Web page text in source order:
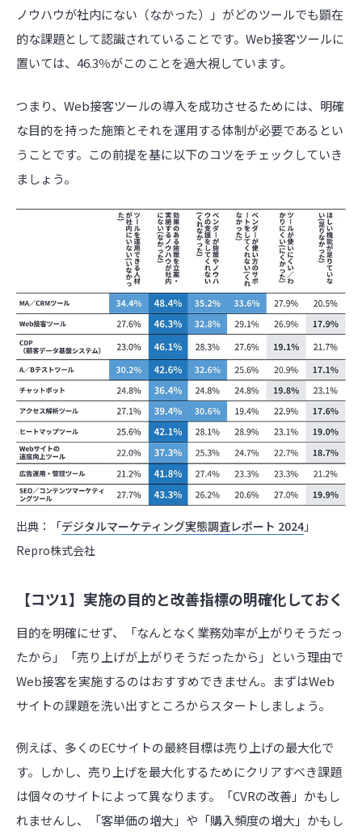
ノウハウが社内にない（なかった）」がどのツールでも顕在
的な課題として認識されていることです。Web接客ツールに
置いては、46.3％がこのことを過大視しています。
つまり、Web接客ツールの導入を成功させるためには、明確
な目的を持った施策とそれを運用する体制が必要であるとい
うことです。この前提を基に以下のコツをチェックしていき
ましょう。
出典：「デジタルマーケティング実態調査レポート 2024 」
Repro株式会社
【コツ1】実施の目的と改善指標の明確化しておく
目的を明確にせず、「なんとなく業務効率が上がりそうだっ
たから」「売り上げが上がりそうだったから」という理由で
Web接客を実施するのはおすすめできません。まずはWeb
サイトの課題を洗い出すところからスタートしましょう。
例えば、多くのECサイトの最終目標は売り上げの最大化で
す。しかし、売り上げを最大化するためにクリアすべき課題
は個々のサイトによって異なります。「CVRの改善」かもし
れませんし、「客単価の増大」や「購入頻度の増大」かもし